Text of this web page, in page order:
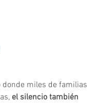
donde miles de familias
el silencio también